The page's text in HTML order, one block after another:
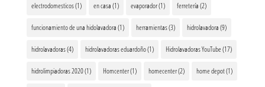
electrodomesticos(1) en casa(1) evaporador(1) ferretería(2)
funcionamiento de una hidolavadora(1) herramientas(3) hidrolavadora(9)
hidrolavadoras(4) hidrolavadoras eduardoño(1) Hidrolavadoras YouTube(17)
hidrolimpiadoras 2020(1) Homcenter(1) homecenter(2) home depot(1)